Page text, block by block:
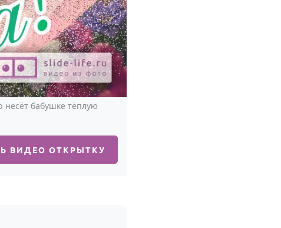
бабушке тёплую
ВИДЕО ОТКРЫТКУ